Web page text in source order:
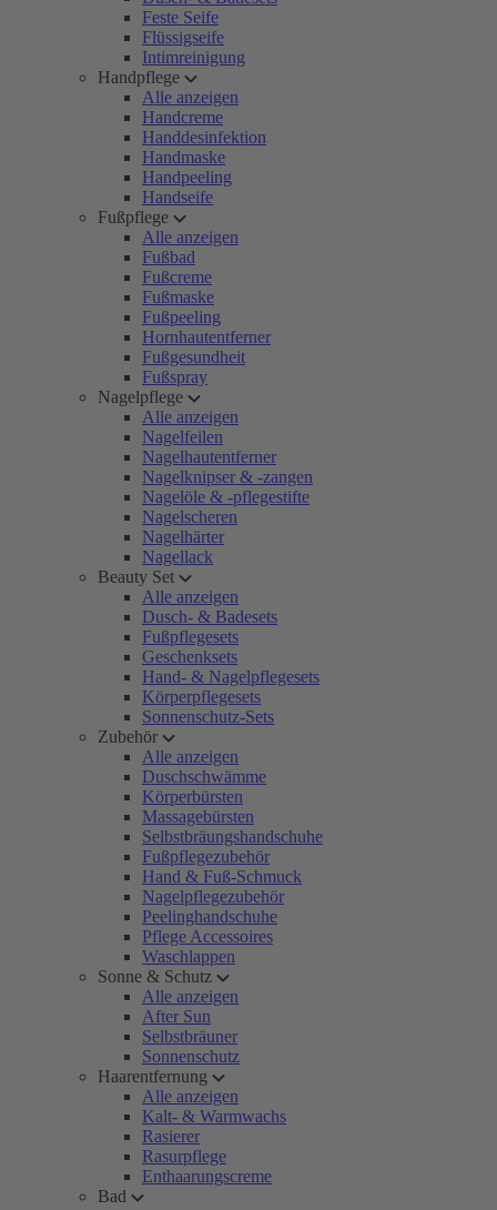
Feste Seife
Flüssigseife
Intimreinigung
Handpflege
Alle anzeigen
Handcreme
Handdesinfektion
Handmaske
Handpeeling
Handseife
Fußpflege
Alle anzeigen
Fußbad
Fußcreme
Fußmaske
Fußpeeling
Hornhautentferner
Fußgesundheit
Fußspray
Nagelpflege
Alle anzeigen
Nagelfeilen
Nagelhautentferner
Nagelknipser & -zangen
Nagelöle & -pflegestifte
Nagelscheren
Nagelhärter
Nagellack
Beauty Set
Alle anzeigen
Dusch- & Badesets
Fußpflegesets
Geschenksets
Hand- & Nagelpflegesets
Körperpflegesets
Sonnenschutz-Sets
Zubehör
Alle anzeigen
Duschschwämme
Körperbürsten
Massagebürsten
Selbstbräungshandschuhe
Fußpflegezubehör
Hand & Fuß-Schmuck
Nagelpflegezubehör
Peelinghandschuhe
Pflege Accessoires
Waschlappen
Sonne & Schutz
Alle anzeigen
After Sun
Selbstbräuner
Sonnenschutz
Haarentfernung
Alle anzeigen
Kalt- & Warmwachs
Rasierer
Rasurpflege
Enthaarungscreme
Bad